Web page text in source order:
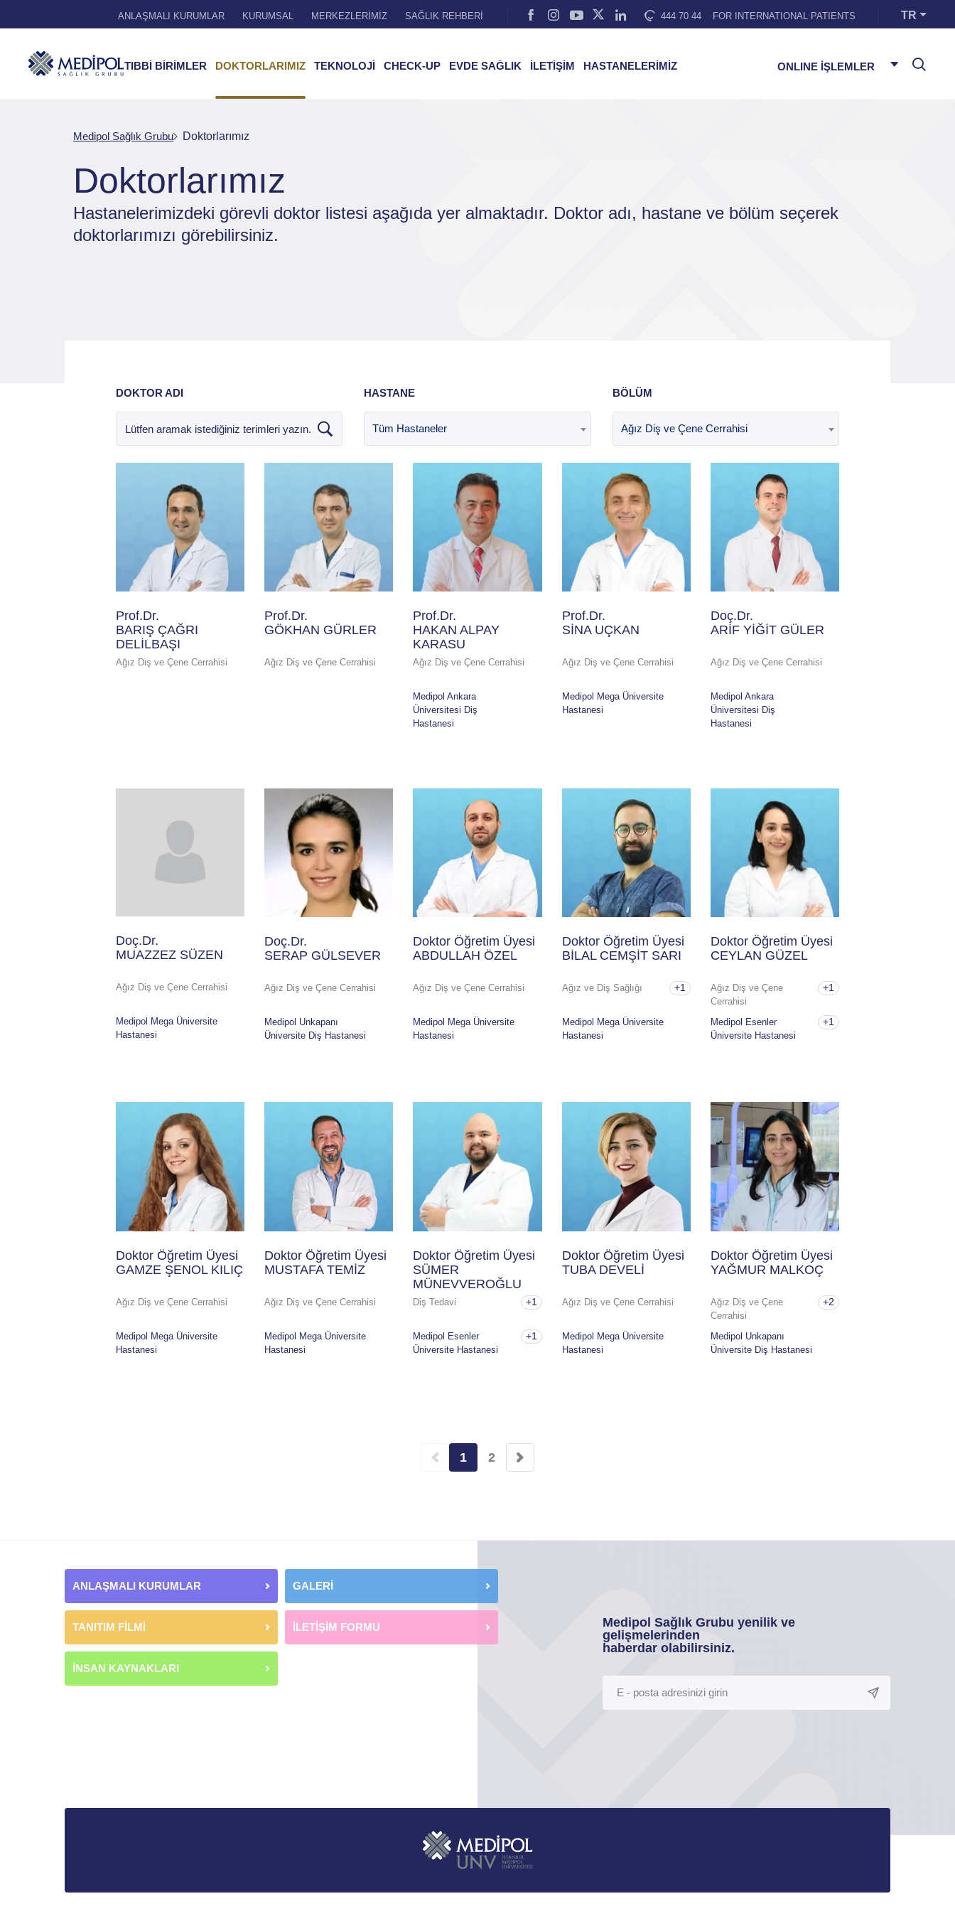
ANLAŞMALI KURUMLAR KURUMSAL MERKEZLERİMİZ SAĞLIK REHBERİ 444 70 44 FOR INTERNATIONAL PATIENTS TR
TIBBİ BİRİMLER DOKTORLARIMIZ TEKNOLOJİ CHECK-UP EVDE SAĞLIK İLETİŞİM HASTANELERİMİZ ONLINE İŞLEMLER
Medipol Sağlık Grubu Doktorlarımız
Doktorlarımız
Hastanelerimizdeki görevli doktor listesi aşağıda yer almaktadır. Doktor adı, hastane ve bölüm seçerek
doktorlarımızı görebilirsiniz.
DOKTOR ADI HASTANE
Tüm Hastaneler
BÖLÜM
Ağız Diş ve Çene Cerrahisi
Prof.Dr.
BARIŞ ÇAĞRI
DELİLBAŞI
Ağız Diş ve Çene Cerrahisi
Prof.Dr.
GÖKHAN GÜRLER
Ağız Diş ve Çene Cerrahisi
Prof.Dr.
HAKAN ALPAY
KARASU
Ağız Diş ve Çene Cerrahisi
Medipol Ankara
Üniversitesi Diş
Hastanesi
Prof.Dr.
SİNA UÇKAN
Ağız Diş ve Çene Cerrahisi
Medipol Mega Üniversite
Hastanesi
Doç.Dr.
ARİF YİĞİT GÜLER
Ağız Diş ve Çene Cerrahisi
Medipol Ankara
Üniversitesi Diş
Hastanesi
Doç.Dr.
MUAZZEZ SÜZEN
Ağız Diş ve Çene Cerrahisi
Medipol Mega Üniversite
Hastanesi
Doç.Dr.
SERAP GÜLSEVER
Ağız Diş ve Çene Cerrahisi
Medipol Unkapanı
Üniversite Diş Hastanesi
Doktor Öğretim Üyesi
ABDULLAH ÖZEL
Ağız Diş ve Çene Cerrahisi
Medipol Mega Üniversite
Hastanesi
Doktor Öğretim Üyesi
BİLAL CEMŞİT SARI
Ağız ve Diş Sağlığı +1
Medipol Mega Üniversite
Hastanesi
Doktor Öğretim Üyesi
CEYLAN GÜZEL
Ağız Diş ve Çene
Cerrahisi
+1
Medipol Esenler
Üniversite Hastanesi
+1
Doktor Öğretim Üyesi
GAMZE ŞENOL KILIÇ
Ağız Diş ve Çene Cerrahisi
Medipol Mega Üniversite
Hastanesi
Doktor Öğretim Üyesi
MUSTAFA TEMİZ
Ağız Diş ve Çene Cerrahisi
Medipol Mega Üniversite
Hastanesi
Doktor Öğretim Üyesi
SÜMER
MÜNEVVEROĞLU
Diş Tedavi +1
Medipol Esenler
Üniversite Hastanesi
+1
Doktor Öğretim Üyesi
TUBA DEVELİ
Ağız Diş ve Çene Cerrahisi
Medipol Mega Üniversite
Hastanesi
Doktor Öğretim Üyesi
YAĞMUR MALKOÇ
Ağız Diş ve Çene
Cerrahisi
+2
Medipol Unkapanı
Üniversite Diş Hastanesi
Şu
1 Sayfa
2
ANLAŞMALI KURUMLAR GALERİ
TANITIM FİLMİ İLETİŞİM FORMU
İNSAN KAYNAKLARI
Medipol Sağlık Grubu yenilik ve
gelişmelerinden
haberdar olabilirsiniz.